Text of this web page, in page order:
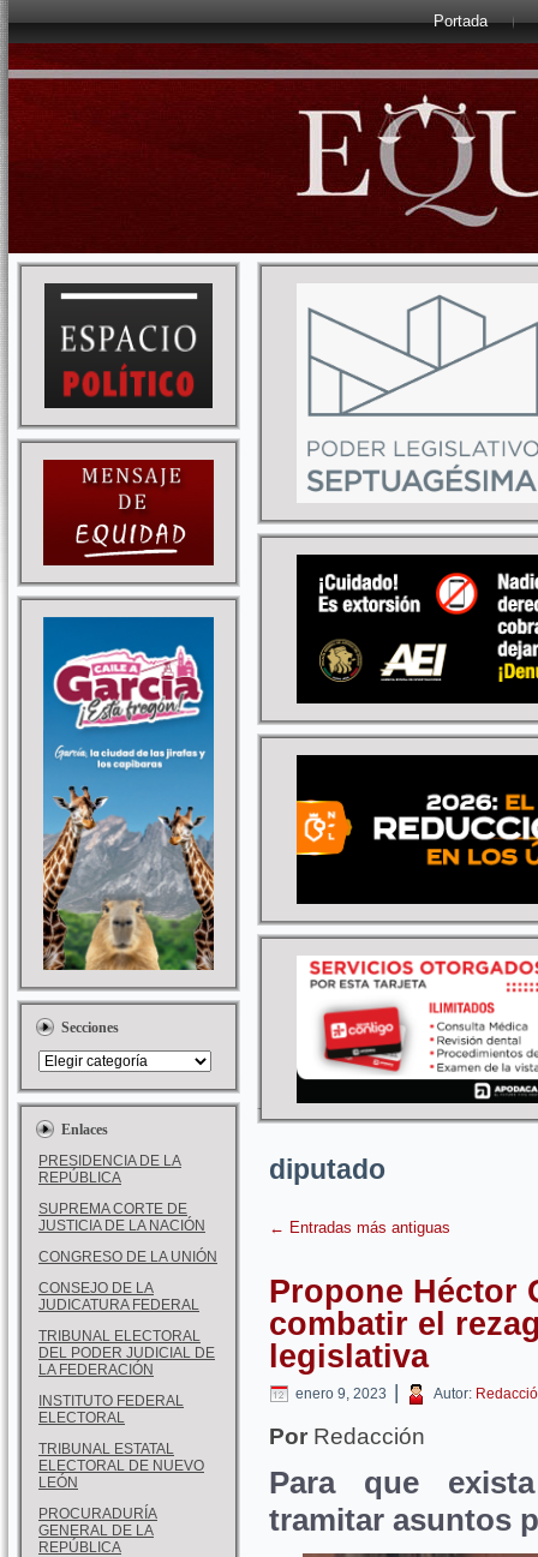
Portada
Secciones
Enlaces
PRESIDENCIA DE LA
REPÚBLICA
SUPREMA CORTE DE
JUSTICIA DE LA NACIÓN
CONGRESO DE LA UNIÓN
CONSEJO DE LA
JUDICATURA FEDERAL
TRIBUNAL ELECTORAL
DEL PODER JUDICIAL DE
LA FEDERACIÓN
INSTITUTO FEDERAL
ELECTORAL
TRIBUNAL ESTATAL
ELECTORAL DE NUEVO
LEÓN
PROCURADURÍA
GENERAL DE LA
REPÚBLICA
diputado
← Entradas más antiguas
Propone Héctor
combatir el
legislativa
enero 9, 2023 | Autor:
Por Redacción
Para que
tramitar asuntos